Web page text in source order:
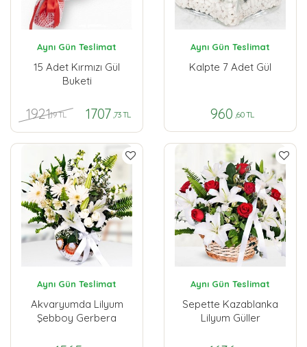
Aynı Gün Teslimat
15 Adet Kırmızı Gül
Buketi
1921,19 TL 1707 ,73 TL
Aynı Gün Teslimat
Kalpte 7 Adet Gül
960 ,60 TL
Aynı Gün Teslimat
Akvaryumda Lilyum
Şebboy Gerbera
Aynı Gün Teslimat
Sepette Kazablanka
Lilyum Güller